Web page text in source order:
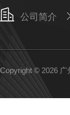
公司简介
Copyright © 2026